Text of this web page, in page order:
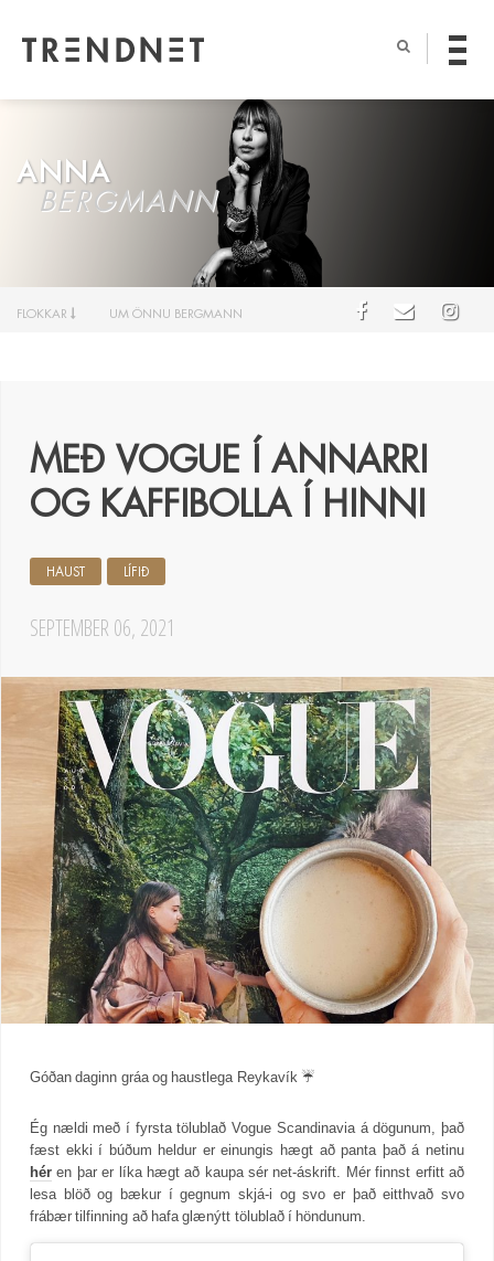
ANNA
BERGMANN
FLOKKAR UM ÖNNU BERGMANN
MEÐ VOGUE Í ANNARRI
OG KAFFIBOLLA Í HINNI
SEPTEMBER 06, 2021
HAUST LÍFIÐ
Góðan daginn gráa og haustlega Reykavík ☔️
Ég nældi með í fyrsta tölublað Vogue Scandinavia á dögunum, það
fæst ekki í búðum heldur er einungis hægt að panta það á netinu
hér en þar er líka hægt að kaupa sér net-áskrift. Mér finnst erfitt að
lesa blöð og bækur í gegnum skjá-i og svo er það eitthvað svo
frábær tilfinning að hafa glænýtt tölublað í höndunum.